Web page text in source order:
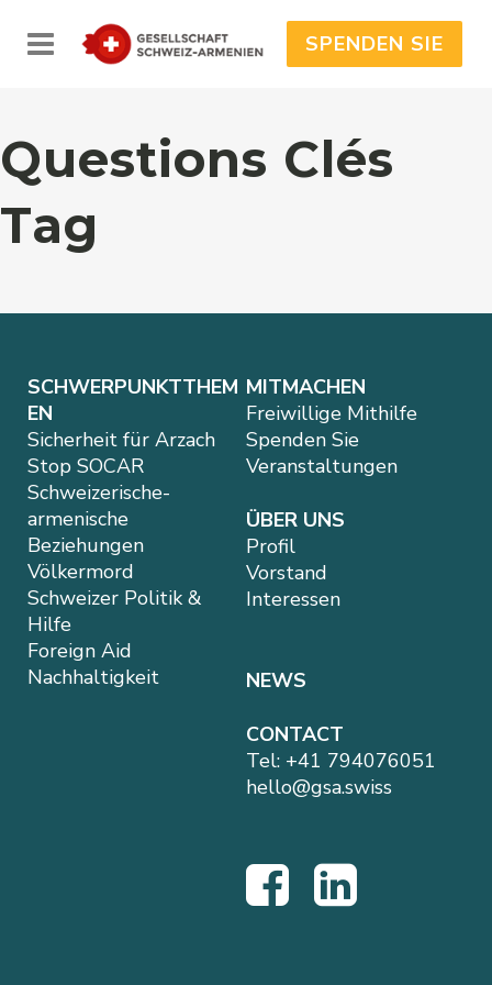
SPENDEN SIE
Questions Clés
Tag
SCHWERPUNKTTHEM
EN
Sicherheit für Arzach
Stop SOCAR
Schweizerische-
armenische
Beziehungen
Völkermord
Schweizer Politik &
Hilfe
Foreign Aid
Nachhaltigkeit
MITMACHEN
Freiwillige Mithilfe
Spenden Sie
Veranstaltungen
ÜBER UNS
Profil
Vorstand
Interessen
NEWS
CONTACT
Tel: +41 794076051
hello@gsa.swiss